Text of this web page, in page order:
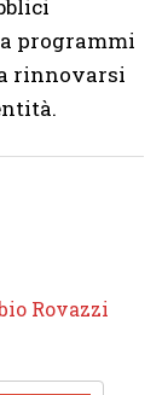
programmi
rinnovarsi
Rovazzi